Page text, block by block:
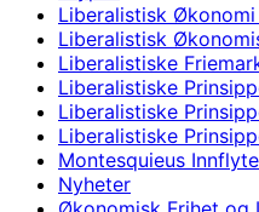
Liberalistisk
Liberalistisk
Liberalistiske
Liberalistiske
Liberalistiske
Liberalistiske
Montesquieus
Nyheter